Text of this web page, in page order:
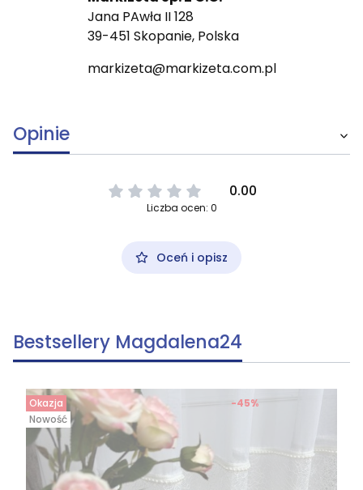
Jana PAwła II 128
39-451 Skopanie, Polska
markizeta@markizeta.com.pl
Opinie
0.00
Liczba ocen: 0
Oceń i opisz
Bestsellery Magdalena24
Okazja
Nowość
-45%